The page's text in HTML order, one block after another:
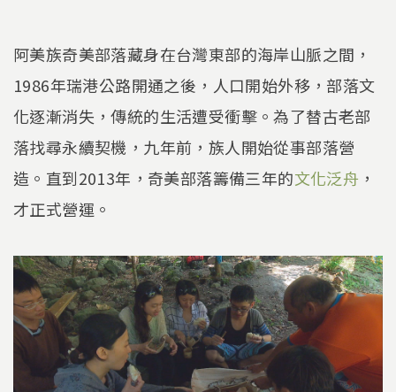
阿美族奇美部落藏身在台灣東部的海岸山脈之間，
1986年瑞港公路開通之後，人口開始外移，部落文
化逐漸消失，傳統的生活遭受衝擊。為了替古老部
落找尋永續契機，九年前，族人開始從事部落營
造。直到2013年，奇美部落籌備三年的文化泛舟 ，
才正式營運。